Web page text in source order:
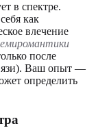
в спектре.
как
влечение
после
Ваш опыт —
определить